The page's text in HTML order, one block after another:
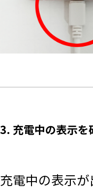
3. 充電中の表示を
充電中の表示